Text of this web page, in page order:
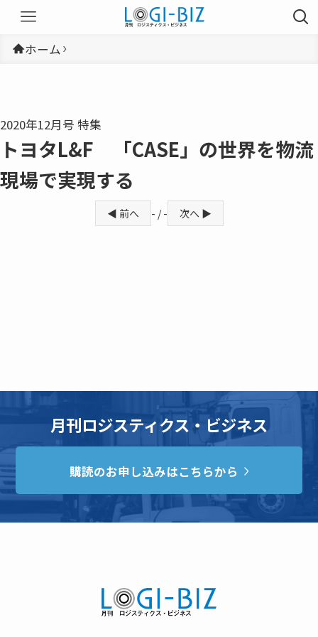
ホーム
2020年12月号 特集
トヨタL&F 「CASE」の世界を物流
現場で実現する
◀ 前へ - / - 次へ ▶
月刊ロジスティクス・ビジネス
購読のお申し込みはこちらから